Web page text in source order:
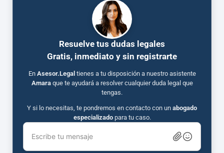
Resuelve tus dudas legales
Gratis, inmediato y sin registrarte
En Asesor.Legal tienes a tu disposición a nuestro asistente
Amaraque te ayudará a resolver cualquier duda legal que
tengas.
Y si lo necesitas, te pondremos en contacto con un abogado
especializadopara tu caso.
Escribe tu mensaje